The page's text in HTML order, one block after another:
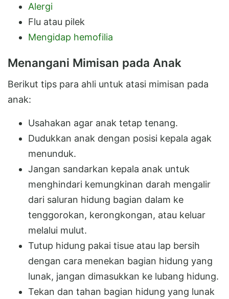
Alergi
Flu atau pilek
Mengidap hemofilia
Menangani Mimisan pada Anak
Berikut tips para ahli untuk atasi mimisan pada
anak:
Usahakan agar anak tetap tenang.
Dudukkan anak dengan posisi kepala agak
menunduk.
Jangan sandarkan kepala anak untuk
menghindari kemungkinan darah mengalir
dari saluran hidung bagian dalam ke
tenggorokan, kerongkongan, atau keluar
melalui mulut.
Tutup hidung pakai tisue atau lap bersih
dengan cara menekan bagian hidung yang
lunak, jangan dimasukkan ke lubang hidung.
Tekan dan tahan bagian hidung yang lunak